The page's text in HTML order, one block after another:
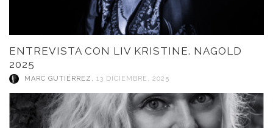
ENTREVISTA CON LIV KRISTINE. NAGOLD
2025
MARC GUTIÉRREZ , 13 DICIEMBRE, 2025